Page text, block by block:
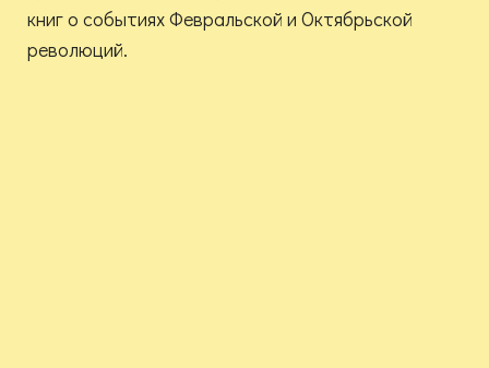
книг о событиях Февральской и Октябрьской
революций.